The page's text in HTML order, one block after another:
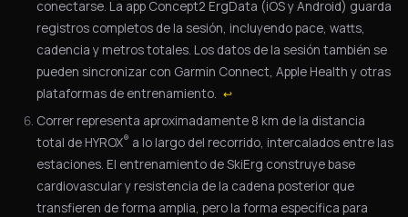
conectarse. La app Concept2 ErgData (iOS y Android) guarda
registros completos de la sesión, incluyendo pace, watts,
cadencia y metros totales. Los datos de la sesión también se
pueden sincronizar con Garmin Connect, Apple Health y otras
plataformas de entrenamiento.
↩
Correr representa aproximadamente 8 km de la distancia
total de HYROX® a lo largo del recorrido, intercalados entre las
estaciones. El entrenamiento de SkiErg construye base
cardiovascular y resistencia de la cadena posterior que
transfieren de forma amplia, pero la forma específica para